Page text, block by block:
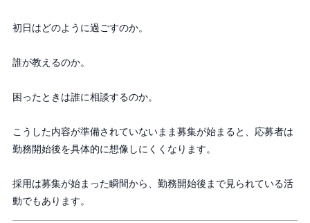
初日はどのように過ごすのか。
誰が教えるのか。
困ったときは誰に相談するのか。
こうした内容が準備されていないまま募集が始まると、応募者は
勤務開始後を具体的に想像しにくくなります。
採用は募集が始まった瞬間から、勤務開始後まで見られている活
動でもあります。